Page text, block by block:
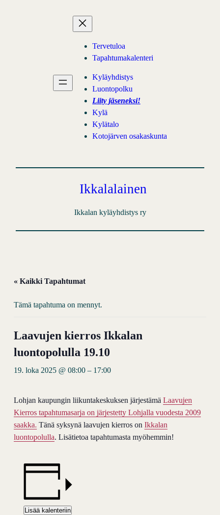
Tervetuloa
Tapahtumakalenteri
Kyläyhdistys
Luontopolku
Liity jäseneksi!
Kylä
Kylätalo
Kotojärven osakaskunta
Ikkalalainen
Ikkalan kyläyhdistys ry
« Kaikki Tapahtumat
Tämä tapahtuma on mennyt.
Laavujen kierros Ikkalan
luontopolulla 19.10
19. loka 2025 @ 08:00 – 17:00
Lohjan kaupungin liikuntakeskuksen järjestämä Laavujen
Kierros tapahtumasarja on järjestetty Lohjalla vuodesta 2009
saakka. Tänä syksynä laavujen kierros on Ikkalan
luontopolulla. Lisätietoa tapahtumasta myöhemmin!
Lisää kalenteriin